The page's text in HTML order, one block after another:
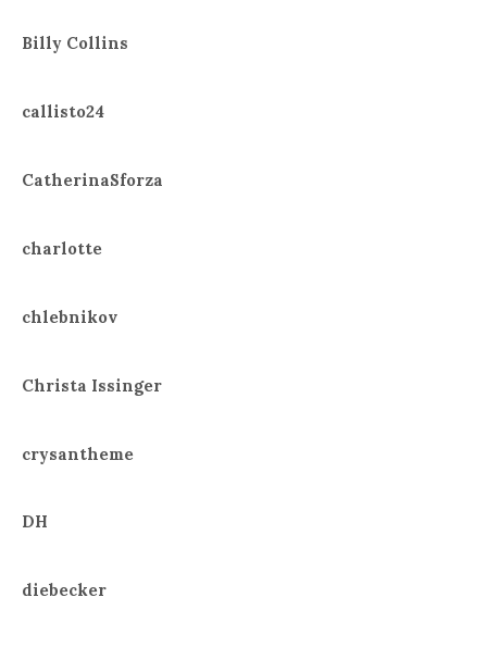
Billy Collins
callisto24
CatherinaSforza
charlotte
chlebnikov
Christa Issinger
crysantheme
DH
diebecker